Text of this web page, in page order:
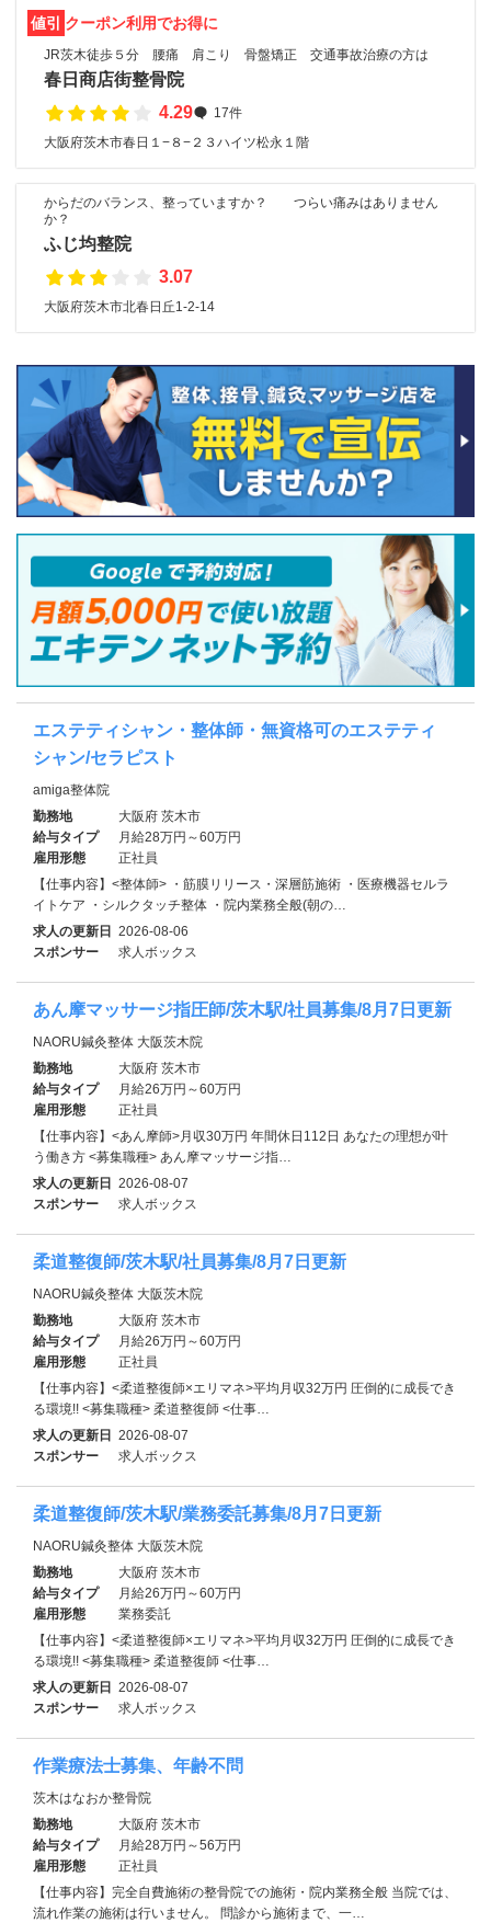
値引 クーポン利用でお得に
JR茨木徒歩５分 腰痛 肩こり 骨盤矯正 交通事故治療の方は
春日商店街整骨院
4.29
17件
大阪府茨木市春日１−８−２３ハイツ松永１階
からだのバランス、整っていますか？ つらい痛みはありません
か？
ふじ均整院
3.07
大阪府茨木市北春日丘1-2-14
エステティシャン・整体師・無資格可のエステティ
シャン/セラピスト
amiga整体院
勤務地
大阪府 茨木市
給与タイプ
月給28万円～60万円
雇用形態
正社員
【仕事内容】<整体師> ・筋膜リリース・深層筋施術 ・医療機器セルラ
イトケア ・シルクタッチ整体 ・院内業務全般(朝の…
求人の更新日 2026-08-06
スポンサー
求人ボックス
あん摩マッサージ指圧師/茨木駅/社員募集/8月7日更新
NAORU鍼灸整体 大阪茨木院
勤務地
大阪府 茨木市
給与タイプ
月給26万円～60万円
雇用形態
正社員
【仕事内容】<あん摩師>月収30万円 年間休日112日 あなたの理想が叶
う働き方 <募集職種> あん摩マッサージ指…
求人の更新日 2026-08-07
スポンサー
求人ボックス
柔道整復師/茨木駅/社員募集/8月7日更新
NAORU鍼灸整体 大阪茨木院
勤務地
大阪府 茨木市
給与タイプ
月給26万円～60万円
雇用形態
正社員
【仕事内容】<柔道整復師×エリマネ>平均月収32万円 圧倒的に成長でき
る環境!! <募集職種> 柔道整復師 <仕事…
求人の更新日 2026-08-07
スポンサー
求人ボックス
柔道整復師/茨木駅/業務委託募集/8月7日更新
NAORU鍼灸整体 大阪茨木院
勤務地
大阪府 茨木市
給与タイプ
月給26万円～60万円
雇用形態
業務委託
【仕事内容】<柔道整復師×エリマネ>平均月収32万円 圧倒的に成長でき
る環境!! <募集職種> 柔道整復師 <仕事…
求人の更新日 2026-08-07
スポンサー
求人ボックス
作業療法士募集、年齢不問
茨木はなおか整骨院
勤務地
大阪府 茨木市
給与タイプ
月給28万円～56万円
雇用形態
正社員
【仕事内容】完全自費施術の整骨院での施術・院内業務全般 当院では、
流れ作業の施術は行いません。 問診から施術まで、一…